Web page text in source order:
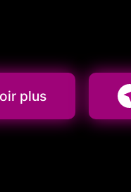
plus